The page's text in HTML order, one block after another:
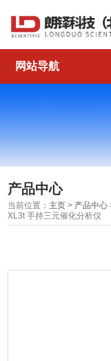
网站导航
产品中心
当前位置： 主页 > 产品中心
XL3t 手持三元催化分析仪